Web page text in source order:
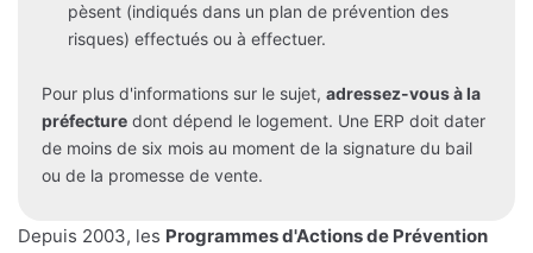
pèsent (indiqués dans un plan de prévention des
risques) effectués ou à effectuer.
Pour plus d'informations sur le sujet, adressez-vous à la
préfecture dont dépend le logement. Une ERP doit dater
de moins de six mois au moment de la signature du bail
ou de la promesse de vente.
Depuis 2003, les Programmes d'Actions de Prévention